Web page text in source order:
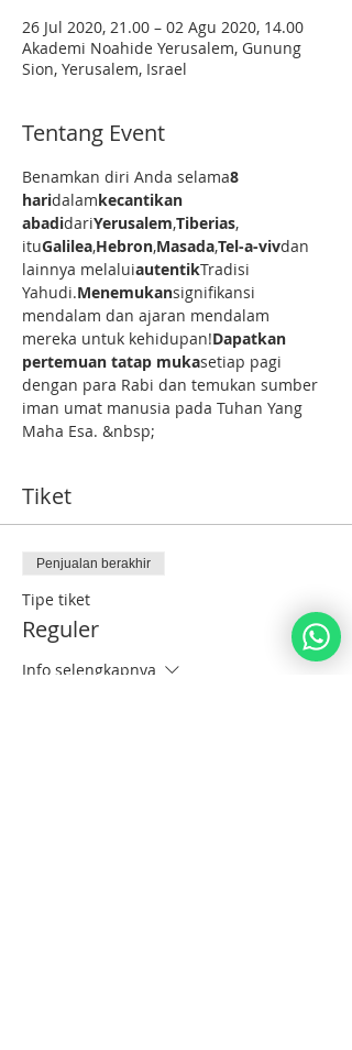
26 Jul 2020, 21.00 – 02 Agu 2020, 14.00
Akademi Noahide Yerusalem, Gunung
Sion, Yerusalem, Israel
Tentang Event
Benamkan diri Anda selama8
haridalamkecantikan
abadidariYerusalem,Tiberias,
ituGalilea,Hebron,Masada,Tel-a-vivdan
lainnya melaluiautentikTradisi
Yahudi.Menemukansignifikansi
mendalam dan ajaran mendalam
mereka untuk kehidupan!Dapatkan
pertemuan tatap mukasetiap pagi
dengan para Rabi dan temukan sumber
iman umat manusia pada Tuhan Yang
Maha Esa. &nbsp;
Tiket
Penjualan berakhir
Tipe tiket
Reguler
Info selengkapnya